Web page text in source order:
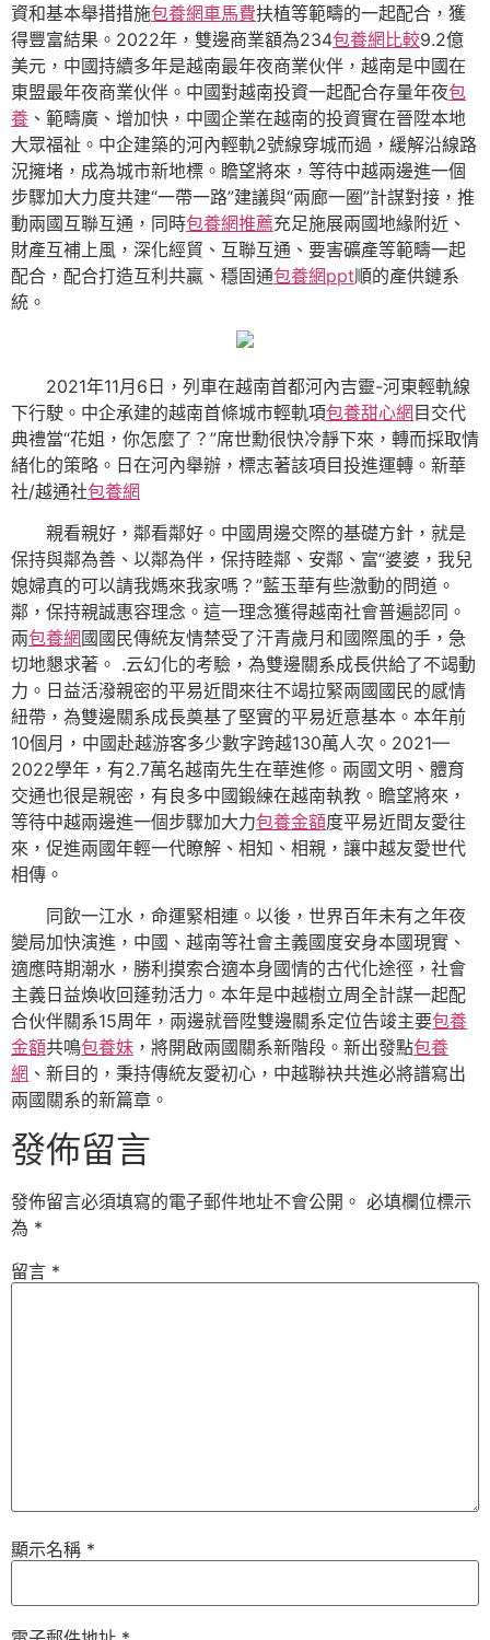
資和基本舉措措施包養網車馬費扶植等範疇的一起配合，獲
得豐富結果。2022年，雙邊商業額為234包養網比較9.2億
美元，中國持續多年是越南最年夜商業伙伴，越南是中國在
東盟最年夜商業伙伴。中國對越南投資一起配合存量年夜包
養 、範疇廣、增加快，中國企業在越南的投資實在晉陞本地
大眾福祉。中企建築的河內輕軌2號線穿城而過，緩解沿線路
況擁堵，成為城市新地標。瞻望將來，等待中越兩邊進一個
步驟加大力度共建“一帶一路”建議與“兩廊一圈”計謀對接，推
動兩國互聯互通，同時包養網推薦充足施展兩國地緣附近、
財產互補上風，深化經貿、互聯互通、要害礦產等範疇一起
配合，配合打造互利共贏、穩固通包養網ppt順的產供鏈系
統。
2021年11月6日，列車在越南首都河內吉靈-河東輕軌線
下行駛。中企承建的越南首條城市輕軌項包養甜心網目交代
典禮當“花姐，你怎麼了？”席世勳很快冷靜下來，轉而採取情
緒化的策略。日在河內舉辦，標志著該項目投進運轉。新華
社/越通社包養網
親看親好，鄰看鄰好。中國周邊交際的基礎方針，就是
保持與鄰為善、以鄰為伴，保持睦鄰、安鄰、富“婆婆，我兒
媳婦真的可以請我媽來我家嗎？”藍玉華有些激動的問道。
鄰，保持親誠惠容理念。這一理念獲得越南社會普遍認同。
兩包養網國國民傳統友情禁受了汗青歲月和國際風的手，急
切地懇求著。 .云幻化的考驗，為雙邊關系成長供給了不竭動
力。日益活潑親密的平易近間來往不竭拉緊兩國國民的感情
紐帶，為雙邊關系成長奠基了堅實的平易近意基本。本年前
10個月，中國赴越游客多少數字跨越130萬人次。2021—
2022學年，有2.7萬名越南先生在華進修。兩國文明、體育
交通也很是親密，有良多中國鍛練在越南執教。瞻望將來，
等待中越兩邊進一個步驟加大力包養金額度平易近間友愛往
來，促進兩國年輕一代瞭解、相知、相親，讓中越友愛世代
相傳。
同飲一江水，命運緊相連。以後，世界百年未有之年夜
變局加快演進，中國、越南等社會主義國度安身本國現實、
適應時期潮水，勝利摸索合適本身國情的古代化途徑，社會
主義日益煥收回蓬勃活力。本年是中越樹立周全計謀一起配
合伙伴關系15周年，兩邊就晉陞雙邊關系定位告竣主要包養
金額共鳴包養妹 ，將開啟兩國關系新階段。新出發點包養
網 、新目的，秉持傳統友愛初心，中越聯袂共進必將譜寫出
兩國關系的新篇章。
發佈留言
發佈留言必須填寫的電子郵件地址不會公開。 必填欄位標示
為 *
留言 *
顯示名稱 *